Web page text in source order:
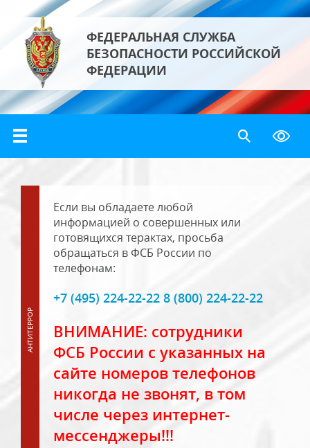
ФЕДЕРАЛЬНАЯ СЛУЖБА
БЕЗОПАСНОСТИ РОССИЙСКОЙ
ФЕДЕРАЦИИ
Если вы обладаете любой
информацией о совершенных или
готовящихся терактах, просьба
обращаться в ФСБ России по
телефонам:
+7 (495) 224-22-22 8 (800) 224-22-22
ВНИМАНИЕ: сотрудники
ФСБ России с указанных на
сайте номеров телефонов
никогда не звонят, в том
числе через интернет-
мессенджеры!!!